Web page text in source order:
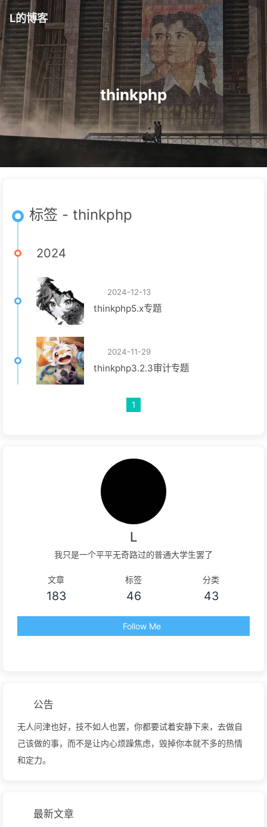
L的博客
thinkphp
标签 - thinkphp
2024
2024-12-13
thinkphp5.x专题
2024-11-29
thinkphp3.2.3审计专题
1
L
我只是一个平平无奇路过的普通大学生罢了
文章
183
标签
46
分类
43
Follow Me
公告
无人问津也好，技不如人也罢，你都要试着安静下来，去做自
己该做的事，而不是让内心烦躁焦虑，毁掉你本就不多的热情
和定力。
最新文章